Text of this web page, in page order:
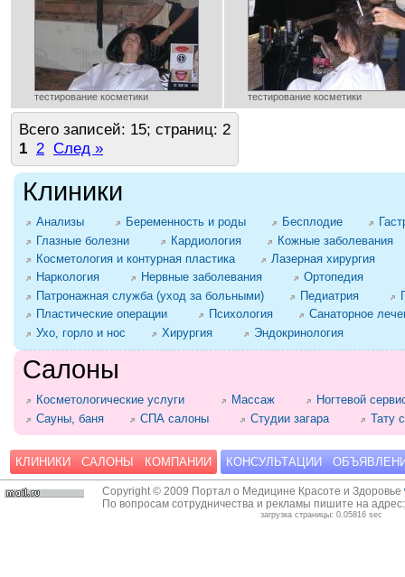
тестирование косметики тестирование косметики
Всего записей: 15; страниц: 2
1 2 След »
Клиники
Анализы Беременность и роды Бесплодие
Глазные болезни
Кардиология
Кожные заболевания
Косметология и контурная пластика
Лазерная хирургия
Наркология
Нервные заболевания
Ортопедия
Патронажная служба (уход за больными)
Педиатрия
Пластические операции
Психология
Санаторное
Ухо, горло и нос
Хирургия Эндокринология
Салоны
Косметологические услуги Массаж
Ногтевой
Сауны, баня
СПА салоны Студии загара Тату
КЛИНИКИ САЛОНЫ КОМПАНИИ КОНСУЛЬТАЦИИ
Copyright © 2009 Портал о Медицине Красоте и Здоровье
По вопросам сотрудничества и рекламы пишите на
загрузка страницы: 0.05816 sec